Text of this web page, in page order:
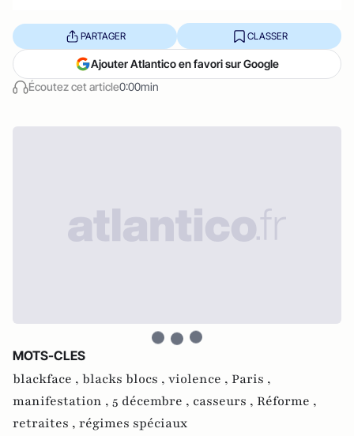
Écoutez cet article0:00min
PARTAGER CLASSER
Ajouter Atlantico en favori sur Google
MOTS-CLES
blackface , blacks blocs , violence , Paris ,
manifestation , 5 décembre , casseurs , Réforme ,
retraites , régimes spéciaux